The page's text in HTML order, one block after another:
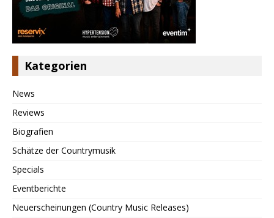
Kategorien
News
Reviews
Biografien
Schätze der Countrymusik
Specials
Eventberichte
Neuerscheinungen (Country Music Releases)